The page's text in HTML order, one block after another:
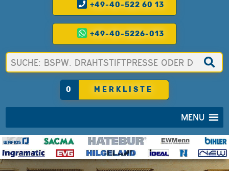
+49-40-522 60 13
+49-40-5226-013
0 MERKLISTE
MENU